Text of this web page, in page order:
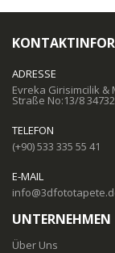
ADRESSE
Evreka Girisimcilik &
Straße No:13/8
TELEFON
(+90) 533 335 55 41
E-MAIL
UNTERNEHMEN
Über Uns